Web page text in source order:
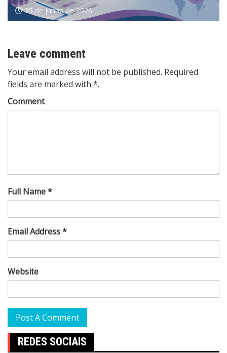
25 de junho de 2026
Leave comment
Your email address will not be published. Required
fields are marked with *.
Comment
Full Name *
Email Address *
Website
REDES SOCIAIS